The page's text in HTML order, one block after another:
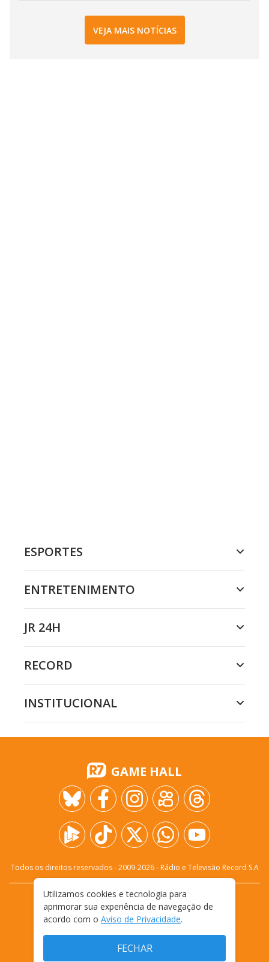
VEJA MAIS NOTÍCIAS
ESPORTES
ENTRETENIMENTO
JR 24H
RECORD
INSTITUCIONAL
GAME HALL
Todos os direitos reservados - 2009-2026- Rádio e Televisão Record S.A
FALE CONOSCO
PRIVACIDADE
TERMOS E CONDIÇÕES DE USO
Utilizamos cookies e tecnologia para
aprimorar sua experiência de navegação de
acordo com o Aviso de Privacidade.
FECHAR